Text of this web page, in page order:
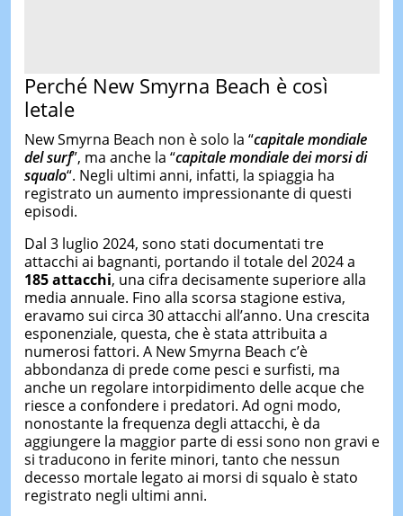
Perché New Smyrna Beach è così
letale
New Smyrna Beach non è solo la “capitale mondiale
del surf”, ma anche la “capitale mondiale dei morsi di
squalo“. Negli ultimi anni, infatti, la spiaggia ha
registrato un aumento impressionante di questi
episodi.
Dal 3 luglio 2024, sono stati documentati tre
attacchi ai bagnanti, portando il totale del 2024 a
185 attacchi, una cifra decisamente superiore alla
media annuale. Fino alla scorsa stagione estiva,
eravamo sui circa 30 attacchi all’anno. Una crescita
esponenziale, questa, che è stata attribuita a
numerosi fattori. A New Smyrna Beach c’è
abbondanza di prede come pesci e surfisti, ma
anche un regolare intorpidimento delle acque che
riesce a confondere i predatori. Ad ogni modo,
nonostante la frequenza degli attacchi, è da
aggiungere la maggior parte di essi sono non gravi e
si traducono in ferite minori, tanto che nessun
decesso mortale legato ai morsi di squalo è stato
registrato negli ultimi anni.